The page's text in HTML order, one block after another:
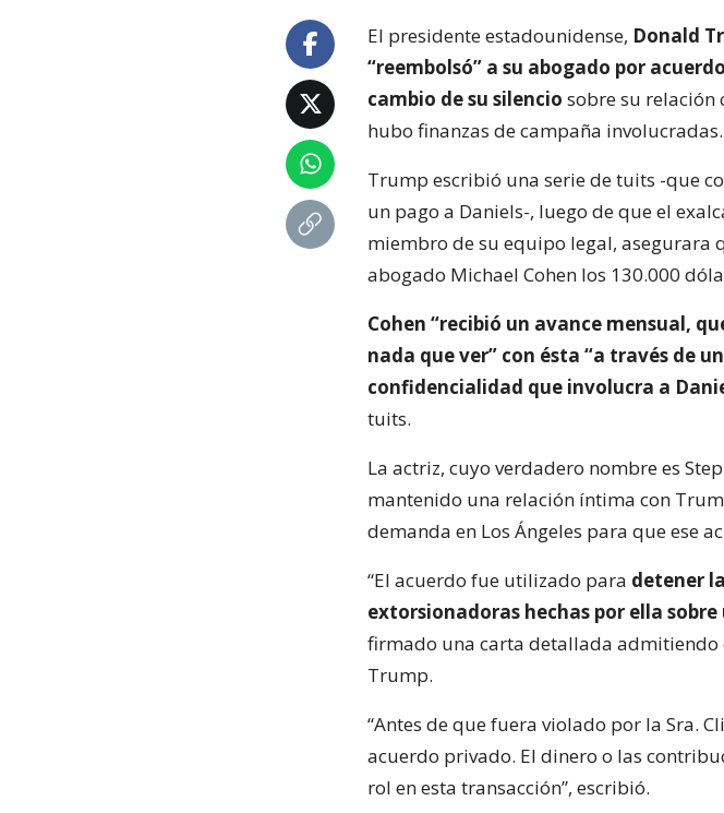
El presidente estadounidense, Donald
“reembolsó” a su abogado por
cambio de su silencio sobre su relación
hubo finanzas de campaña involucradas.
Trump escribió una serie de tuits -que
un pago a Daniels-, luego de que el
miembro de su equipo legal, asegurara
abogado Michael Cohen los 130.000
Cohen “recibió un avance mensual,
nada que ver” con ésta “a través de
confidencialidad que involucra a
tuits.
La actriz, cuyo verdadero nombre es
mantenido una relación íntima con
demanda en Los Ángeles para que ese
“El acuerdo fue utilizado para detener
extorsionadoras hechas por ella
firmado una carta detallada admitiendo
Trump.
“Antes de que fuera violado por la Sra.
acuerdo privado. El dinero o las
rol en esta transacción”, escribió.